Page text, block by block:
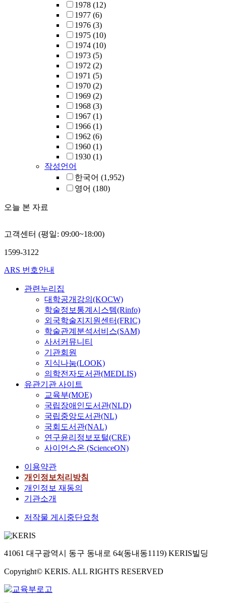
1978 (12)
1977 (6)
1976 (3)
1975 (10)
1974 (10)
1973 (5)
1972 (2)
1971 (5)
1970 (2)
1969 (2)
1968 (3)
1967 (1)
1966 (1)
1962 (6)
1960 (1)
1930 (1)
작성언어
한국어 (1,952)
영어 (180)
오늘 본 자료
고객센터 (평일: 09:00~18:00)
1599-3122
ARS 번호안내
관련누리집
대학공개강의(KOCW)
학술정보통계시스템(Rinfo)
외국학술지지원센터(FRIC)
학술관계분석서비스(SAM)
사서커뮤니티
기관회원
지식나눔(LOOK)
의학전자도서관(MEDLIS)
유관기관 사이트
교육부(MOE)
국립장애인도서관(NLD)
국립중앙도서관(NL)
국회도서관(NAL)
연구윤리정보포털(CRE)
사이언스온 (ScienceON)
이용약관
개인정보처리방침
개인정보 재동의
기관소개
저작물 게시중단요청
41061 대구광역시 동구 동내로 64(동내동1119) KERIS빌딩
Copyright© KERIS. ALL RIGHTS RESERVED